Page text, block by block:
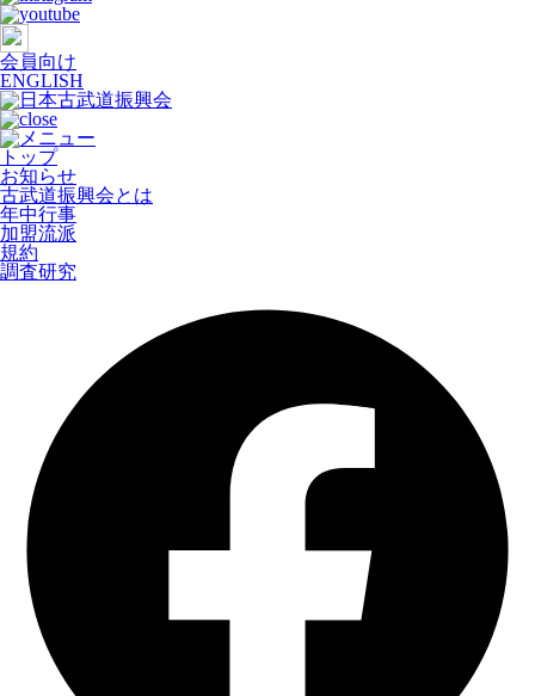
会員向け
ENGLISH
トップ
お知らせ
古武道振興会とは
年中行事
加盟流派
規約
調査研究